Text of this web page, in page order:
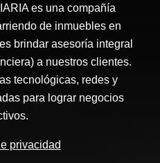
es una compañía
de inmuebles en
brindar asesoría integral
a nuestros clientes.
tecnológicas, redes y
para lograr negocios
privacidad